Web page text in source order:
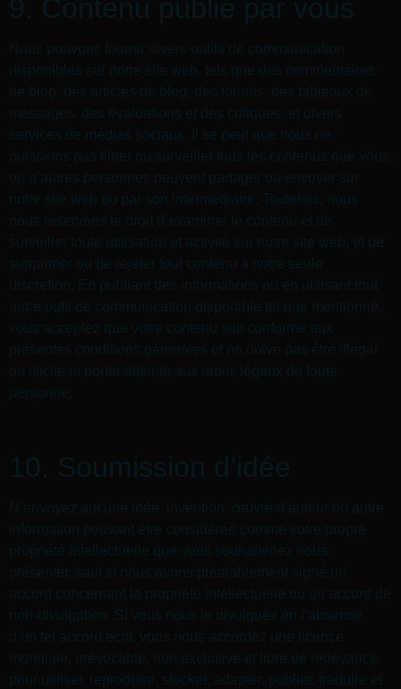
9. Contenu publié par vous
Nous pouvons fournir divers outils de communication
disponibles sur notre site web, tels que des commentaires
de blog, des articles de blog, des forums, des tableaux de
messages, des évaluations et des critiques, et divers
services de médias sociaux. Il se peut que nous ne
puissions pas filtrer ou surveiller tous les contenus que vous
ou d’autres personnes peuvent partager ou envoyer sur
notre site web ou par son intermédiaire. Toutefois, nous
nous réservons le droit d’examiner le contenu et de
surveiller toute utilisation et activité sur notre site web, et de
supprimer ou de rejeter tout contenu à notre seule
discrétion. En publiant des informations ou en utilisant tout
autre outil de communication disponible tel que mentionné,
vous acceptez que votre contenu soit conforme aux
présentes conditions générales et ne doive pas être illégal
ou illicite ni porter atteinte aux droits légaux de toute
personne.
10. Soumission d’idée
N’envoyez aucune idée, invention, œuvre d’auteur ou autre
information pouvant être considérée comme votre propre
propriété intellectuelle que vous souhaiteriez nous
présenter, sauf si nous avons préalablement signé un
accord concernant la propriété intellectuelle ou un accord de
non-divulgation. Si vous nous le divulguez en l’absence
d’un tel accord écrit, vous nous accordez une licence
mondiale, irrévocable, non exclusive et libre de redevance
pour utiliser, reproduire, stocker, adapter, publier, traduire et